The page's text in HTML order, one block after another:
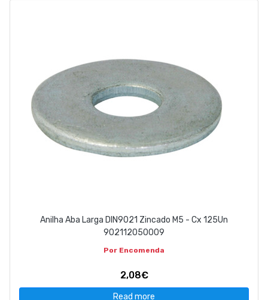
Anilha Aba Larga DIN9021 Zincado M5 - Cx 125Un
902112050009
Por Encomenda
2,08€
Read more